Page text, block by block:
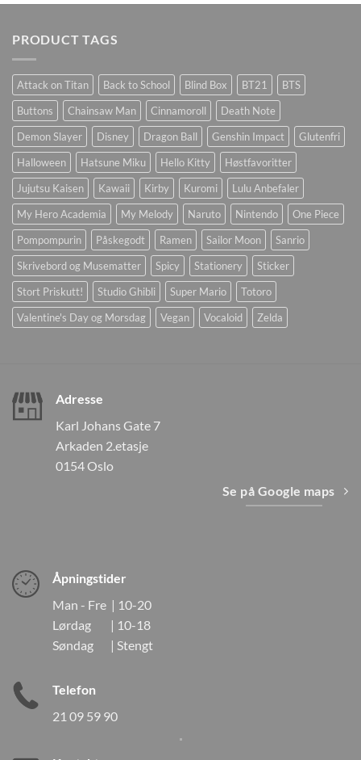
PRODUCT TAGS
Attack on Titan Back to School Blind Box BT21
BTS
Buttons
Chainsaw Man Cinnamoroll
Death Note
Demon Slayer
Disney Dragon Ball Genshin Impact
Glutenfri
Halloween
Hatsune Miku Hello Kitty
Høstfavoritter
Jujutsu Kaisen
Kawaii Kirby Kuromi
Lulu Anbefaler
My Hero Academia
My Melody Naruto Nintendo
One Piece
Pompompurin
Påskegodt Ramen Sailor Moon
Sanrio
Skrivebord og Musematter
Spicy Stationery
Sticker
Stort Priskutt!
Studio Ghibli Super Mario
Totoro
Valentine's Day og Morsdag
Vegan Vocaloid Zelda
Adresse
Karl Johans Gate 7
Arkaden 2.etasje
0154 Oslo
Se på Google maps
Åpningstider
Man - Fre | 10-20
Lørdag | 10-18
Søndag | Stengt
Telefon
21 09 59 90